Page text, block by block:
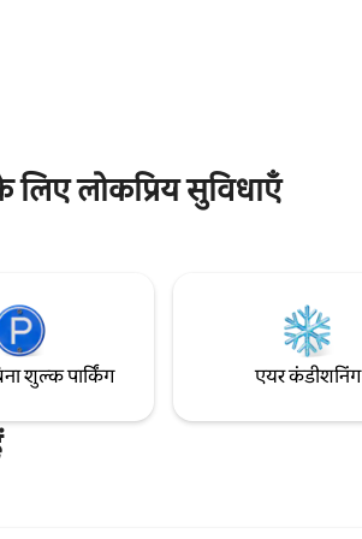
लिए लोकप्रिय सुविधाएँ
शुल्क पार्किंग एयर कंडीशनिंग